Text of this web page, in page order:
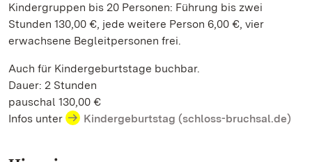
Kindergruppen bis 20 Personen: Führung bis zwei
Stunden 130,00 €, jede weitere Person 6,00 €, vier
erwachsene Begleitpersonen frei.
Auch für Kindergeburtstage buchbar.
Dauer: 2 Stunden
pauschal 130,00 €
Infos unter
Kindergeburtstag (schloss-bruchsal.de)